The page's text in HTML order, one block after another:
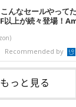
の愛猫は、あまり蓄尿
能性があり、採尿は
せん。
診をして必要な治療を
ょう。アメショミ
／ねこのきもち相談
や栄養不良といった
もあります。原因を
回数を減らすように
います。食事後すぐに
たは未消化物を吐いて
回数を減らすように
いてもよいかと思いま
ためにはブラッシング
れをしたり、毛玉を便
毛玉除去剤を利用する
こんなセールやって
以上が続々登場！
Recommended by
もっと見る